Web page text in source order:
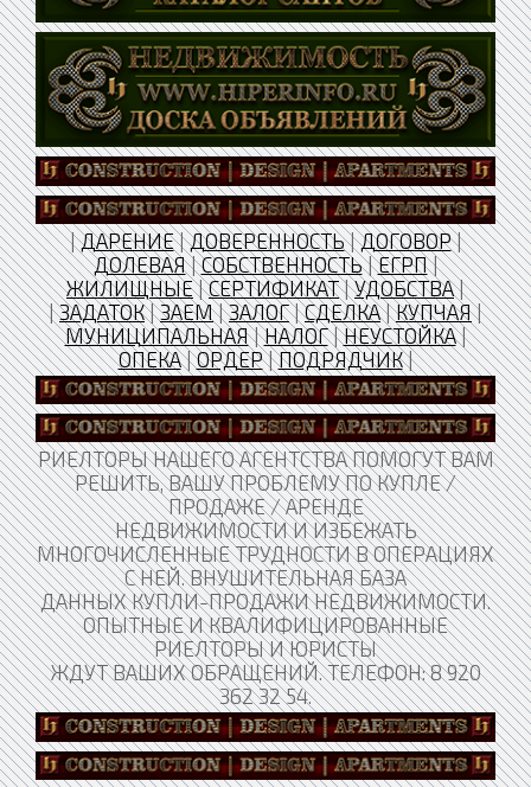
|ДАРЕНИЕ|ДОВЕРЕННОСТЬ|ДОГОВОР|
ДОЛЕВАЯ|СОБСТВЕННОСТЬ|ЕГРП|
ЖИЛИЩНЫЕ|СЕРТИФИКАТ|УДОБСТВА|
|ЗАДАТОК|ЗАЕМ|ЗАЛОГ|СДЕЛКА|КУПЧАЯ|
МУНИЦИПАЛЬНАЯ|НАЛОГ|НЕУСТОЙКА|
ОПЕКА|ОРДЕР|ПОДРЯДЧИК|
РИЕЛТОРЫ НАШЕГО АГЕНТСТВА ПОМОГУТ ВАМ
РЕШИТЬ, ВАШУ ПРОБЛЕМУ ПО КУПЛЕ /
ПРОДАЖЕ / АРЕНДЕ
НЕДВИЖИМОСТИ И ИЗБЕЖАТЬ
МНОГОЧИСЛЕННЫЕ ТРУДНОСТИ В ОПЕРАЦИЯХ
С НЕЙ. ВНУШИТЕЛЬНАЯ БАЗА
ДАННЫХ КУПЛИ-ПРОДАЖИ НЕДВИЖИМОСТИ.
ОПЫТНЫЕ И КВАЛИФИЦИРОВАННЫЕ
РИЕЛТОРЫ И ЮРИСТЫ
ЖДУТ ВАШИХ ОБРАЩЕНИЙ. ТЕЛЕФОН: 8 920
362 32 54.